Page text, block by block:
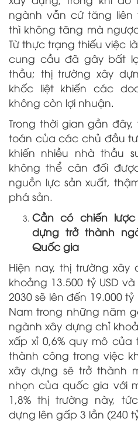
ngành vẫn cứ tăng
thì không tăng mà
Từ thực trạng thiếu việc
cung cầu đã gây bất
thầu; thị trường xây
khốc liệt khiến các
không còn lợi nhuận.
Trong thời gian gần
toán của các chủ đầu
khiến nhiều nhà thầu
không thể cân đối
nguồn lực sản xuất,
phá sản.
Cần có chiến
dựng trở thành
Quốc gia
Hiện nay, thị trường
khoảng 13.500 tỷ USD
2030 sẽ lên đến 19.000
Nam trong những năm
ngành xây dựng chỉ
xấp xỉ 0,6% quy mô
thành công trong việc
xây dựng sẽ trở thành
nhọn của quốc gia với
1,8% thị trường này,
dựng lên gấp 3 lần (240 tỷ